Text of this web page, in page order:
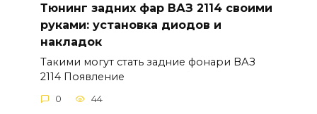
Тюнинг задних фар ВАЗ 2114 своими
руками: установка диодов и
накладок
Такими могут стать задние фонари ВАЗ
2114 Появление
0 44